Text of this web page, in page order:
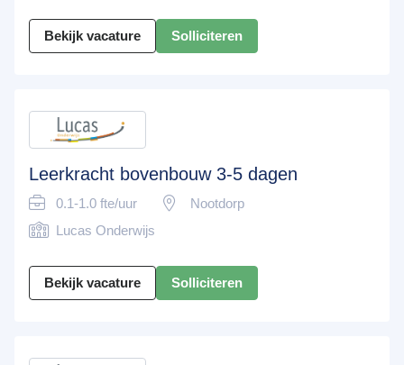
Bekijk vacature Solliciteren
Leerkracht bovenbouw 3-5 dagen
0.1-1.0 fte/uur
Nootdorp
Lucas Onderwijs
Bekijk vacature Solliciteren